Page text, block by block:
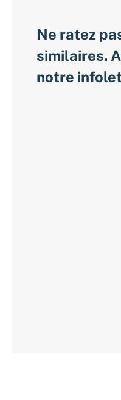
Ne ratez
similaires.
notre